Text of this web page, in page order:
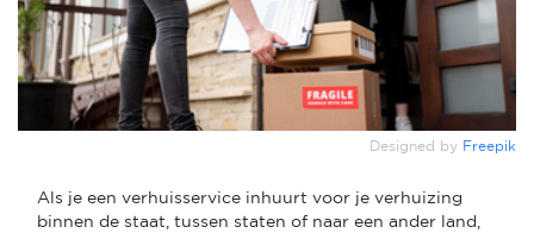
Designed by Freepik
Als je een verhuisservice inhuurt voor je verhuizing
binnen de staat, tussen staten of naar een ander land,